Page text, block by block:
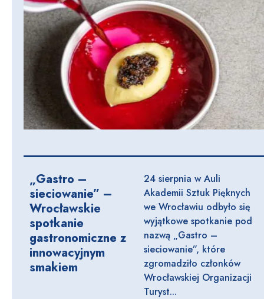
„Gastro –
sieciowanie” –
Wrocławskie
spotkanie
gastronomiczne z
innowacyjnym
smakiem
24 sierpnia w Auli
Akademii Sztuk Pięknych
we Wrocławiu odbyło się
wyjątkowe spotkanie pod
nazwą „Gastro –
sieciowanie”, które
zgromadziło członków
Wrocławskiej Organizacji
Turyst...